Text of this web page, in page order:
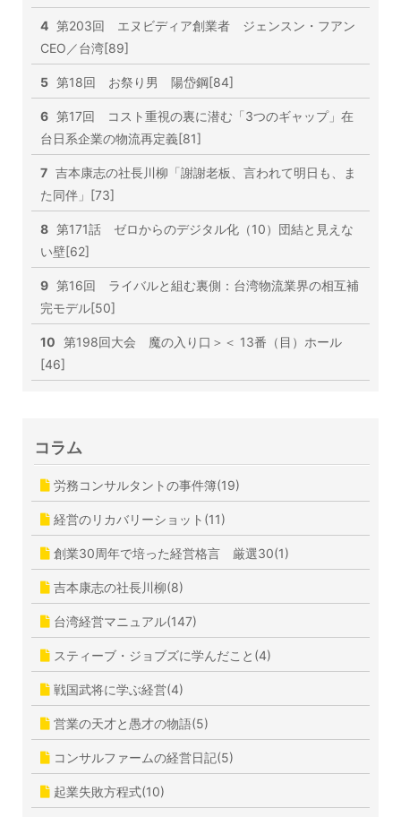
4 第203回 エヌビディア創業者 ジェンスン・フアン
CEO／台湾[89]
5 第18回 お祭り男 陽岱鋼[84]
6 第17回 コスト重視の裏に潜む「3つのギャップ」在
台日系企業の物流再定義[81]
7 吉本康志の社長川柳「謝謝老板、言われて明日も、ま
た同伴」[73]
8 第171話 ゼロからのデジタル化（10）団結と見えな
い壁[62]
9 第16回 ライバルと組む裏側：台湾物流業界の相互補
完モデル[50]
10 第198回大会 魔の入り口＞＜ 13番（目）ホール
[46]
コラム
労務コンサルタントの事件簿(19)
経営のリカバリーショット(11)
創業30周年で培った経営格言 厳選30(1)
吉本康志の社長川柳(8)
台湾経営マニュアル(147)
スティーブ・ジョブズに学んだこと(4)
戦国武将に学ぶ経営(4)
営業の天才と愚才の物語(5)
コンサルファームの経営日記(5)
起業失敗方程式(10)